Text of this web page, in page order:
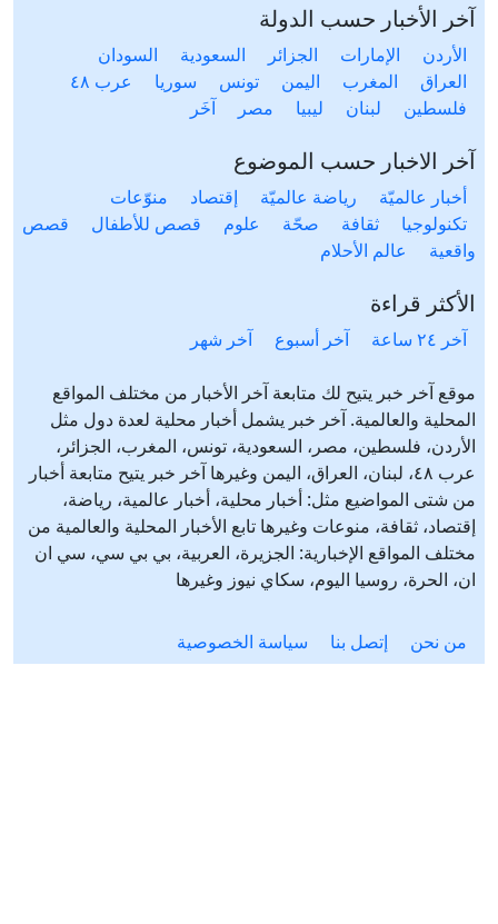
آخر الأخبار حسب الدولة
الأردن الإمارات الجزائر السعودية
السودان
العراق
المغرب اليمن تونس سوريا
عرب ٤٨
فلسطين
لبنان ليبيا مصر آخَر
آخر الاخبار حسب الموضوع
أخبار عالميّة رياضة عالميّة إقتصاد
منوّعات
تكنولوجيا
ثقافة صحّة علوم قصص للأطفال
قصص
واقعية
عالم الأحلام
الأكثر قراءة
آخر ٢٤ ساعة آخر أسبوع آخر شهر
موقع آخر خبر يتيح لك متابعة آخر الأخبار من مختلف المواقع
المحلية والعالمية. آخر خبر يشمل أخبار محلية لعدة دول مثل
الأردن، فلسطين، مصر، السعودية، تونس، المغرب، الجزائر،
عرب ٤٨، لبنان، العراق، اليمن وغيرها آخر خبر يتيح متابعة أخبار
من شتى المواضيع مثل: أخبار محلية، أخبار عالمية، رياضة،
إقتصاد، ثقافة، منوعات وغيرها تابع الأخبار المحلية والعالمية من
مختلف المواقع الإخبارية: الجزيرة، العربية، بي بي سي، سي ان
ان، الحرة، روسيا اليوم، سكاي نيوز وغيرها
من نحن إتصل بنا سياسة الخصوصية